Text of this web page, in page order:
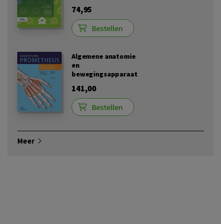
74,95
Bestellen
Algemene anatomie
en
bewegingsapparaat
141,00
Bestellen
Meer